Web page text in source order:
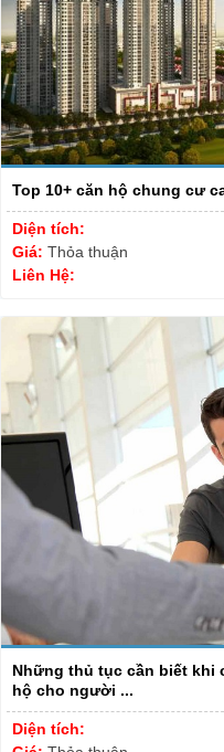
Top 10+ căn hộ chung cư
Diện tích:
Giá: Thỏa thuận
Liên Hệ:
Những thủ tục cần biết khi
hộ cho người ...
Diện tích: